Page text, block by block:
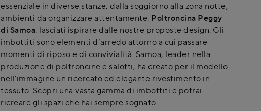
essenziale in diverse stanze, dalla soggiorno alla zona notte,
ambienti da organizzare attentamente. Poltroncina Peggy
di Samoa: lasciati ispirare dalle nostre proposte design. Gli
imbottiti sono elementi d’arredo attorno a cui passare
momenti di riposo e di convivialità. Samoa, leader nella
produzione di poltroncine e salotti, ha creato per il modello
nell'immagine un ricercato ed elegante rivestimento in
tessuto. Scopri una vasta gamma di imbottiti e potrai
ricreare gli spazi che hai sempre sognato.